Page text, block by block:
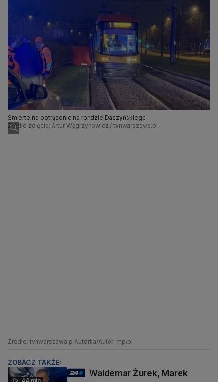
Śmiertelne potrącenie na rondzie Daszyńskiego
Źródło zdjęcia: Artur Węgrzynowicz / tvnwarszawa.pl
Źródło: tvnwarszawa.plAutorka/Autor: mp/b
ZOBACZ TAKŻE:
44 min
Waldemar Żurek, Marek